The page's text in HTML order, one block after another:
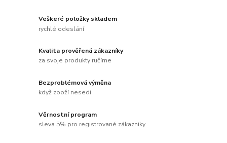
Veškeré položky skladem
rychlé odeslání
Kvalita prověřená zákazníky
za svoje produkty ručíme
Bezproblémová výměna
když zboží nesedí
Věrnostní program
sleva 5% pro registrované zákazníky